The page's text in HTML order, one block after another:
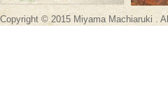
Copyright © 2015 Miyama Machiaruki .